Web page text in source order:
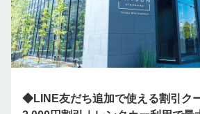
◆LINE友だち追加で使える割引ク